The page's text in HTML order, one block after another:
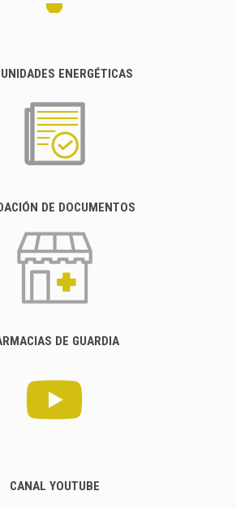
ENERGÉTICAS
DE DOCUMENTOS
DE GUARDIA
CANAL YOUTUBE